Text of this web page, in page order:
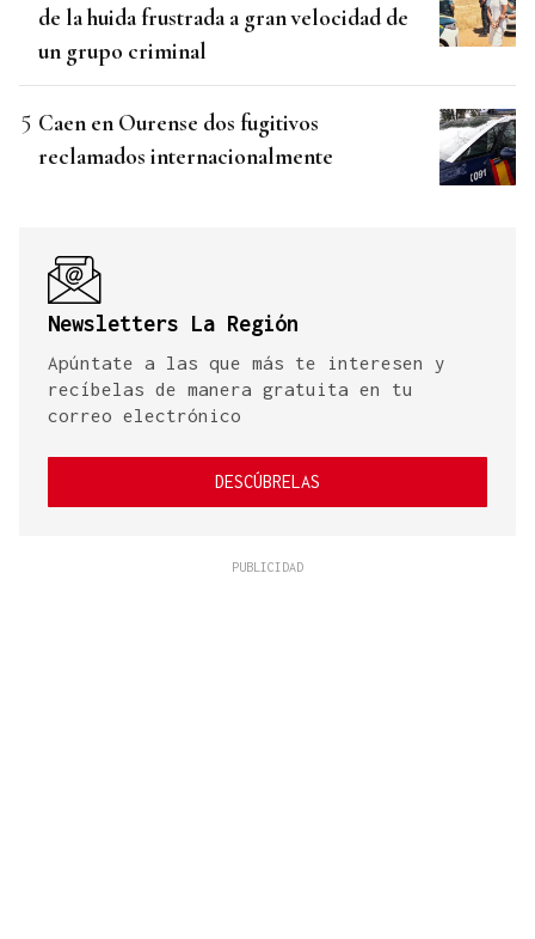
de la huida frustrada a gran velocidad de
un grupo criminal
Caen en Ourense dos fugitivos
reclamados internacionalmente
Newsletters La Región
Apúntate a las que más te interesen y
recíbelas de manera gratuita en tu
correo electrónico
DESCÚBRELAS